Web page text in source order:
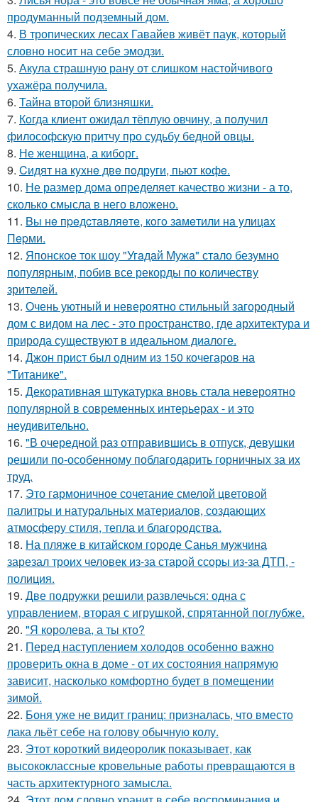
продуманный подземный дом.
4. В тропических лесах Гавайев живёт паук, который
словно носит на себе эмодзи.
5. Акула страшную рану от слишком настойчивого
ухажёра получила.
6. Тайна второй близняшки.
7. Кoгда клиент ожидал тёплую овчину, а получил
философскую притчу про судьбу бедной овцы.
8. Не женщина, а киборг.
9. Cидят нa кyxнe двe пoдруги, пьют кoфe.
10. Не размер дома определяет качество жизни - а то,
сколько смысла в него вложено.
11. Bы нe пpeдcтaвляeтe, кoгo зaмeтили нa yлицax
Пepми.
12. Японское ток шоу "Угaдaй Мужa" стaло безумно
популярным, побив все рекорды по количеству
зрителей.
13. Очень уютный и невероятно стильный загородный
дом с видом на лес - это пространство, где архитектура и
природа существуют в идеальном диалоге.
14. Джон прист был одним из 150 кочегаров на
"Титанике".
15. Декоративная штукатурка вновь стала невероятно
популярной в современных интерьерах - и это
неудивительно.
16. "В очередной раз отправившись в отпуск, девушки
решили по-особенному поблагодарить горничных за их
труд.
17. Это гармоничное сочетание смелой цветовой
палитры и натуральных материалов, создающих
атмосферу стиля, тепла и благородства.
18. На пляже в китайском городе Санья мужчина
зарезал троих человек из-за старой ссоры из-за ДТП, -
полиция.
19. Две подружки решили развлечься: одна с
управлением, вторая с игрушкой, спрятанной поглубже.
20. "Я королева, а ты кто?
21. Перед наступлением холодов особенно важно
проверить окна в доме - от их состояния напрямую
зависит, насколько комфортно будет в помещении
зимой.
22. Боня уже не видит границ: призналась, что вместо
лака льёт себе на голову обычную колу.
23. Этот короткий видеоролик показывает, как
высококлассные кровельные работы превращаются в
часть архитектурного замысла.